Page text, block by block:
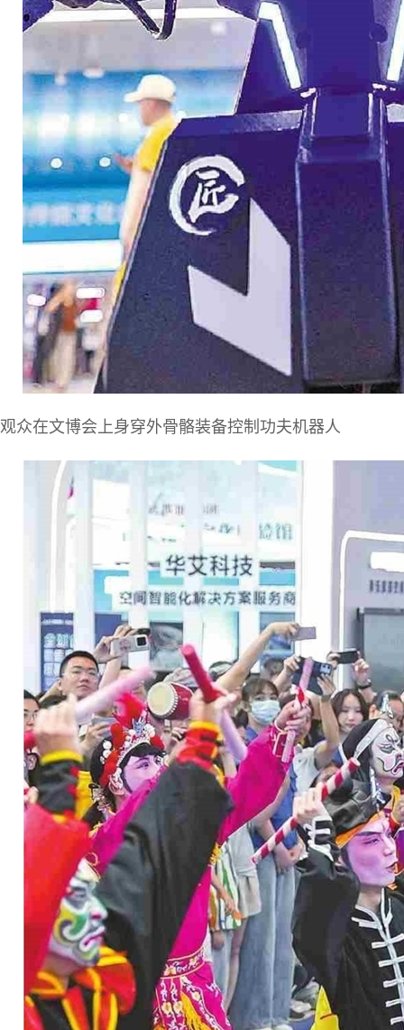
观众在文博会上身穿外骨骼装备控制功夫机器人